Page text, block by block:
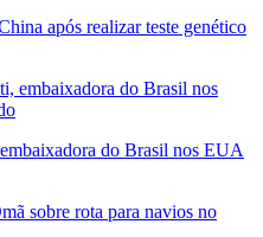
após realizar teste genético
do Brasil nos EUA